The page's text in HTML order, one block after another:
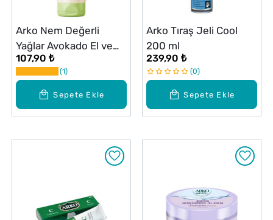
Sepete Ekle
Arko Nem Değerli
Yağlar Avokado El ve
Vücut Kremi 60 ml
107,90 ₺
1
Sepete Ekle
Arko Tıraş Jeli Cool
200 ml
239,90 ₺
0